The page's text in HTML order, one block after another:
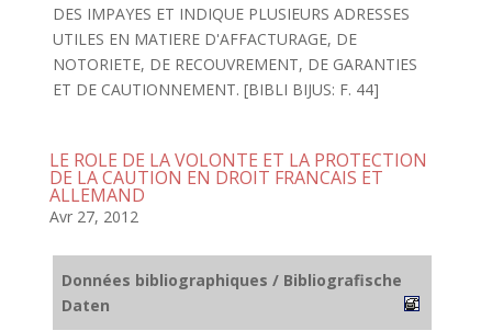
DES IMPAYES ET INDIQUE PLUSIEURS ADRESSES
UTILES EN MATIERE D'AFFACTURAGE, DE
NOTORIETE, DE RECOUVREMENT, DE GARANTIES
ET DE CAUTIONNEMENT. [BIBLI BIJUS: F. 44]
LE ROLE DE LA VOLONTE ET LA PROTECTION
DE LA CAUTION EN DROIT FRANCAIS ET
ALLEMAND
Avr 27, 2012
Données bibliographiques / Bibliografische
Daten